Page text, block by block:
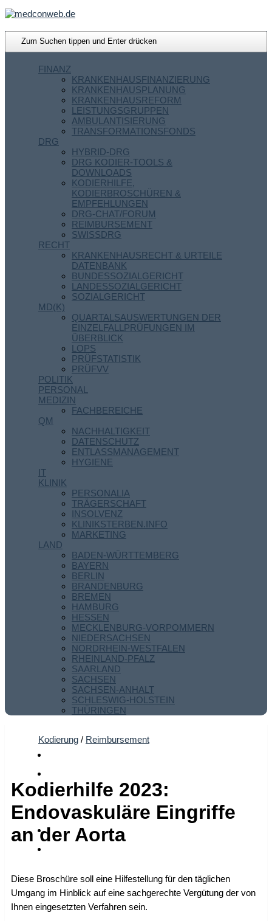
FINANZ
KRANKENHAUSFINANZIERUNG
KRANKENHAUSPLANUNG
KRANKENHAUSREFORM
LEISTUNGSGRUPPEN
AMBULANTISIERUNG
TRANSFORMATIONSFONDS
DRG
HYBRID-DRG
DRG KODIER-TOOLS &
DOWNLOADS
KODIERHILFE,
KODIERBROSCHÜREN &
EMPFEHLUNGEN
DRG-CHAT/FORUM
REIMBURSEMENT
SWISSDRG
RECHT
KRANKENHAUSRECHT & URTEILE
DATENBANK
BUNDESSOZIALGERICHT
LANDESSOZIALGERICHT
SOZIALGERICHT
MD(K)
QUARTALSAUSWERTUNGEN DER
EINZELFALLPRÜFUNGEN IM
ÜBERBLICK
LOPS
PRÜFSTATISTIK
PRÜFVV
POLITIK
PERSONAL
MEDIZIN
FACHBEREICHE
QM
NACHHALTIGKEIT
DATENSCHUTZ
ENTLASSMANAGEMENT
HYGIENE
IT
KLINIK
PERSONALIA
TRÄGERSCHAFT
INSOLVENZ
KLINIKSTERBEN.INFO
MARKETING
LAND
BADEN-WÜRTTEMBERG
BAYERN
BERLIN
BRANDENBURG
BREMEN
HAMBURG
HESSEN
MECKLENBURG-VORPOMMERN
NIEDERSACHSEN
NORDRHEIN-WESTFALEN
RHEINLAND-PFALZ
SAARLAND
SACHSEN
SACHSEN-ANHALT
SCHLESWIG-HOLSTEIN
THÜRINGEN
Kodierung / Reimbursement
Kodierhilfe 2023:
Endovaskuläre Eingriffe
an der Aorta
Diese Broschüre soll eine Hilfestellung für den täglichen
Umgang im Hinblick auf eine sachgerechte Vergütung der von
Ihnen eingesetzten Verfahren sein.